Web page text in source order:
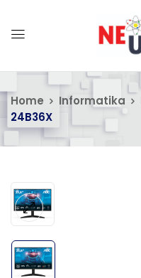
Home Informatika
24B36X